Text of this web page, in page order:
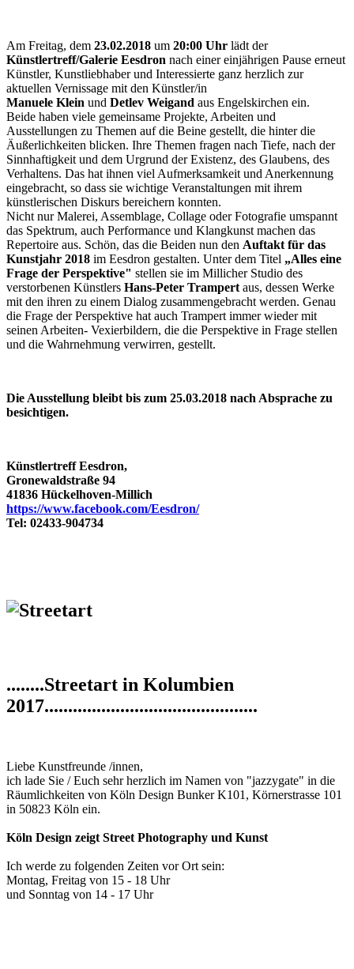
Am Freitag, dem 23.02.2018 um 20:00 Uhr lädt der
Künstlertreff/Galerie Eesdron nach einer einjährigen Pause erneut
Künstler, Kunstliebhaber und Interessierte ganz herzlich zur
aktuellen Vernissage mit den Künstler/in
Manuele Klein und Detlev Weigand aus Engelskirchen ein.
Beide haben viele gemeinsame Projekte, Arbeiten und
Ausstellungen zu Themen auf die Beine gestellt, die hinter die
Äußerlichkeiten blicken. Ihre Themen fragen nach Tiefe, nach der
Sinnhaftigkeit und dem Urgrund der Existenz, des Glaubens, des
Verhaltens. Das hat ihnen viel Aufmerksamkeit und Anerkennung
eingebracht, so dass sie wichtige Veranstaltungen mit ihrem
künstlerischen Diskurs bereichern konnten.
Nicht nur Malerei, Assemblage, Collage oder Fotografie umspannt
das Spektrum, auch Performance und Klangkunst machen das
Repertoire aus. Schön, das die Beiden nun den Auftakt für das
Kunstjahr 2018 im Eesdron gestalten. Unter dem Titel „Alles eine
Frage der Perspektive" stellen sie im Millicher Studio des
verstorbenen Künstlers Hans-Peter Trampertaus, dessen Werke
mit den ihren zu einem Dialog zusammengebracht werden. Genau
die Frage der Perspektive hat auch Trampert immer wieder mit
seinen Arbeiten- Vexierbildern, die die Perspektive in Frage stellen
und die Wahrnehmung verwirren, gestellt.
Die Ausstellung bleibt bis zum 25.03.2018 nach Absprache zu
besichtigen.
Künstlertreff Eesdron,
Gronewaldstraße 94
41836 Hückelhoven-Millich
https://www.facebook.com/Eesdron/
Tel: 02433-904734
........Streetart in Kolumbien
2017.............................................
Liebe Kunstfreunde /innen,
ich lade Sie / Euch sehr herzlich im Namen von "jazzygate" in die
Räumlichkeiten von Köln Design Bunker K101, Körnerstrasse 101
in 50823 Köln ein.
Köln Design zeigt Street Photography und Kunst
Ich werde zu folgenden Zeiten vor Ort sein:
Montag, Freitag von 15 - 18 Uhr
und Sonntag von 14 - 17 Uhr